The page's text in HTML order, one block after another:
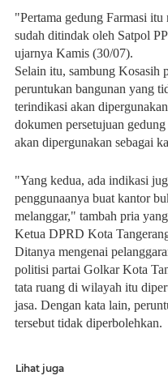
‎"Pertama gedung Farmasi itu
sudah ditindak oleh Satpol
ujarnya Kamis (30/07).
Selain itu, sambung Kosasih
peruntukan bangunan yang
terindikasi akan
dokumen persetujuan
akan dipergunakan sebagai
‎"Yang kedua, ada indikasi
penggunaanya buat kantor
melanggar," tambah pria
Ketua DPRD Kota
‎Ditanya mengenai
politisi partai Golkar Kota
tata ruang di wilayah itu
jasa. Dengan kata lain,
tersebut tidak diperbolehkan.
Lihat juga